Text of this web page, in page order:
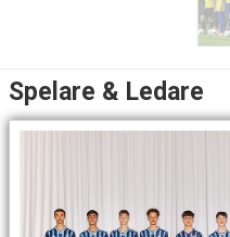
BILDGALLERI
MATCHER
Spelare & Ledare